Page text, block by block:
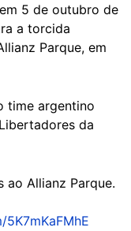
5 de outubro de
a torcida
Parque, em
time argentino
da
ao Allianz Parque.